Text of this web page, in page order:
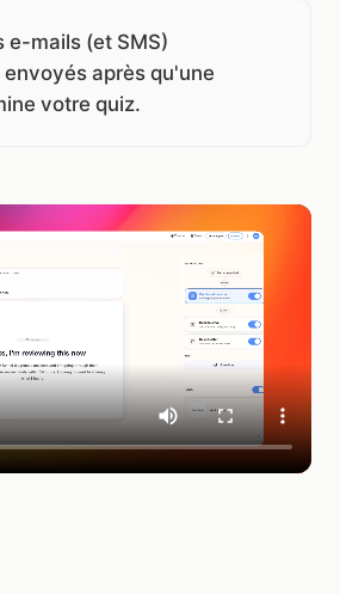
e-mails (et SMS)
après qu'une
votre quiz.